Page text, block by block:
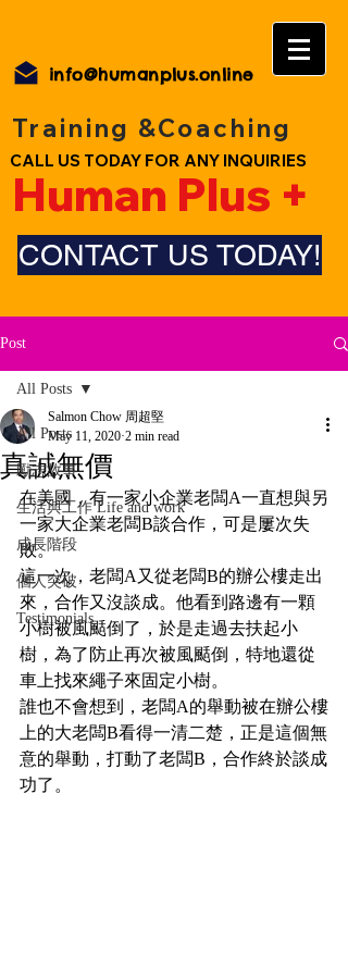
info@humanplus.online
Training &Coaching
CALL US TODAY FOR ANY INQUIRIES
Human Plus +
CONTACT US TODAY!
Post
All Posts
勵志故事
生活與工作 Life and work
成長階段
個人突破
Testimonials
All Posts
真誠無價
Salmon Chow 周超堅
May 11, 2020 2 min read
在美國，有一家小企業老闆A一直想與另
一家大企業老闆B談合作，可是屢次失
敗。
這一次，老闆A又從老闆B的辦公樓走出
來，合作又沒談成。他看到路邊有一顆
小樹被風颳倒了，於是走過去扶起小
樹，為了防止再次被風颳倒，特地還從
車上找來繩子來固定小樹。
誰也不會想到，老闆A的舉動被在辦公樓
上的大老闆B看得一清二楚，正是這個無
意的舉動，打動了老闆B，合作終於談成
功了。